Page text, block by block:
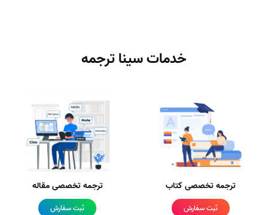
خدمات سینا ترجمه
ترجمه تخصصی کتاب
ثبت سفارش
ترجمه تخصصی مقاله
ثبت سفارش